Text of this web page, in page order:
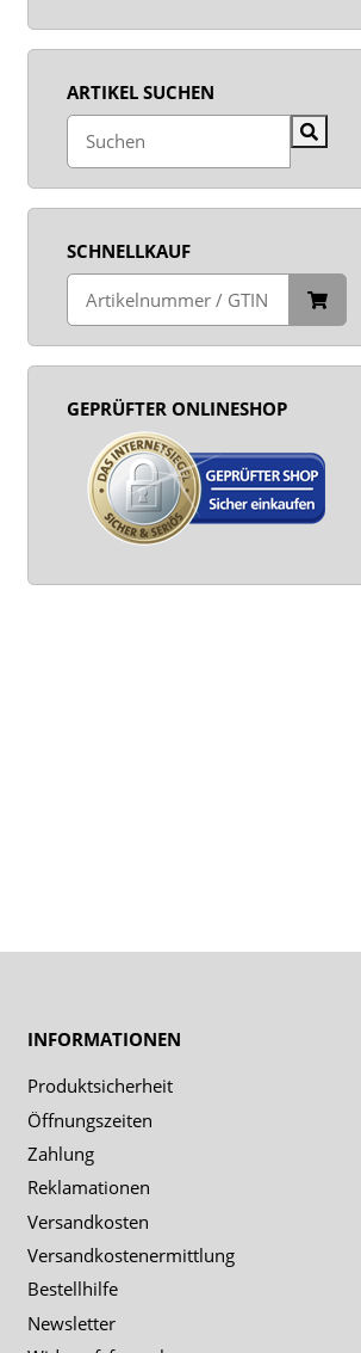
ARTIKEL SUCHEN
SCHNELLKAUF
GEPRÜFTER ONLINESHOP
INFORMATIONEN
Produktsicherheit
Öffnungszeiten
Zahlung
Reklamationen
Versandkosten
Versandkostenermittlung
Bestellhilfe
Newsletter